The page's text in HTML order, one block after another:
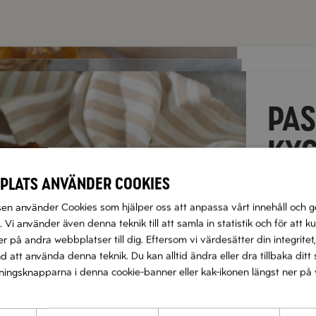
använder cookies
använder Cookies som hjälper oss att anpassa vårt innehåll och
Vi använder även denna teknik till att samla in statistik och för att
på andra webbplatser till dig. Eftersom vi värdesätter din
att använda denna teknik. Du kan alltid ändra eller dra tillbaka ditt
i denna cookie-banner eller kak-ikonen längst ner på